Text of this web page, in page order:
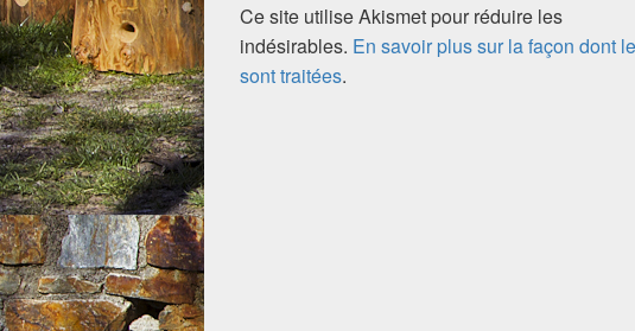
Ce site utilise Akismet pour réduire les
indésirables. En savoir plus sur la façon dont
sont traitées.